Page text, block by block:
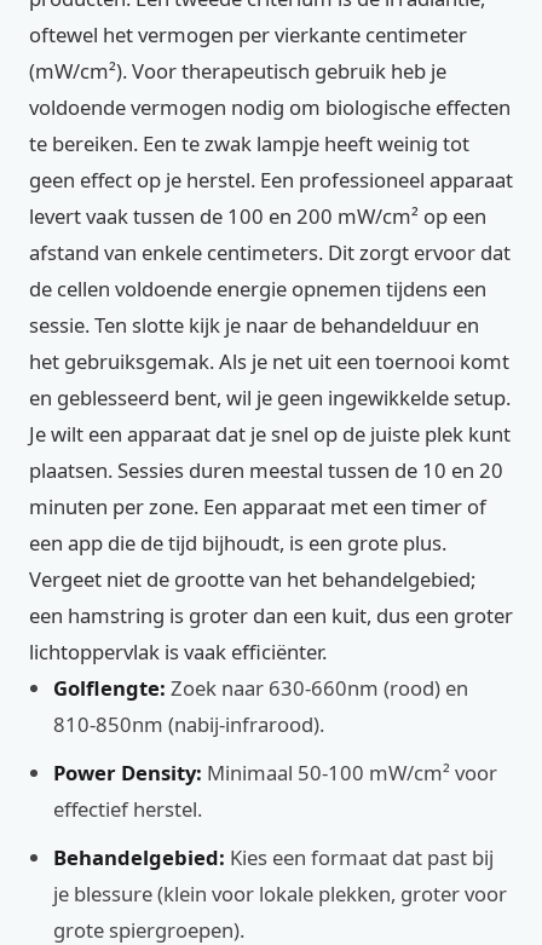
oftewel het vermogen per vierkante centimeter
(mW/cm²). Voor therapeutisch gebruik heb je
voldoende vermogen nodig om biologische effecten
te bereiken. Een te zwak lampje heeft weinig tot
geen effect op je herstel. Een professioneel apparaat
levert vaak tussen de 100 en 200 mW/cm² op een
afstand van enkele centimeters. Dit zorgt ervoor dat
de cellen voldoende energie opnemen tijdens een
sessie. Ten slotte kijk je naar de behandelduur en
het gebruiksgemak. Als je net uit een toernooi komt
en geblesseerd bent, wil je geen ingewikkelde setup.
Je wilt een apparaat dat je snel op de juiste plek kunt
plaatsen. Sessies duren meestal tussen de 10 en 20
minuten per zone. Een apparaat met een timer of
een app die de tijd bijhoudt, is een grote plus.
Vergeet niet de grootte van het behandelgebied;
een hamstring is groter dan een kuit, dus een groter
lichtoppervlak is vaak efficiënter.
Golflengte: Zoek naar 630-660nm (rood) en
810-850nm (nabij-infrarood).
Power Density: Minimaal 50-100 mW/cm² voor
effectief herstel.
Behandelgebied: Kies een formaat dat past bij
je blessure (klein voor lokale plekken, groter voor
grote spiergroepen).